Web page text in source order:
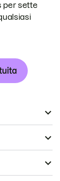
per sette